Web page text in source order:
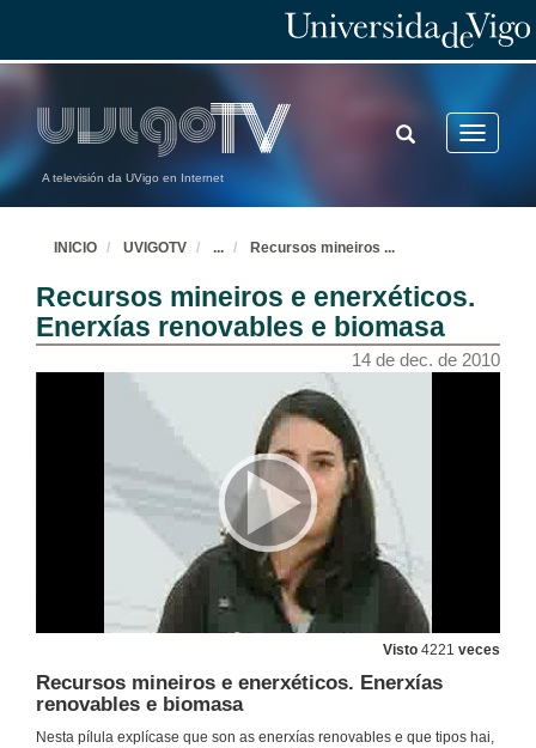
A televisión da UVigo en Internet
Toggle
TOGGLE
SEARCH
INICIO UVIGOTV ... Recursos mineiros ...
Recursos mineiros e enerxéticos.
Enerxías renovables e biomasa
14 de dec. de 2010
Visto 4221 veces
Recursos mineiros e enerxéticos. Enerxías
renovables e biomasa
Nesta pílula explícase que son as enerxías renovables e que tipos hai,